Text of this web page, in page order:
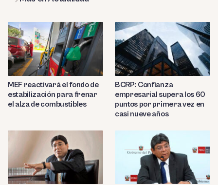
MEF reactivará el fondo de
estabilización para frenar
el alza de combustibles
BCRP: Confianza
empresarial supera los 60
puntos por primera vez en
casi nueve años